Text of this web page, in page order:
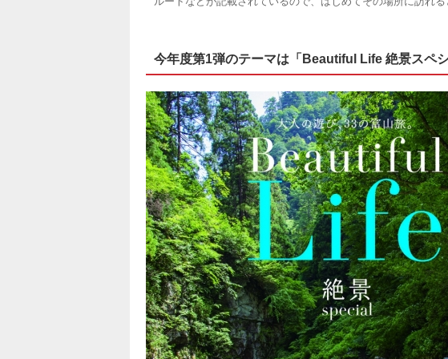
今年度第1弾のテーマは「Beautiful Life 絶景スペシ